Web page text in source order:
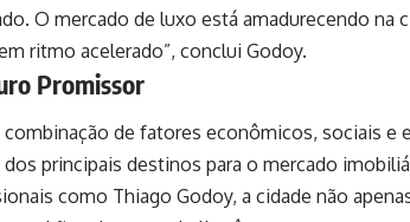
O mercado de luxo está amadurecendo na
ritmo acelerado”, conclui Godoy.
Promissor
combinação de fatores econômicos, sociais e
principais destinos para o mercado
como Thiago Godoy, a cidade não